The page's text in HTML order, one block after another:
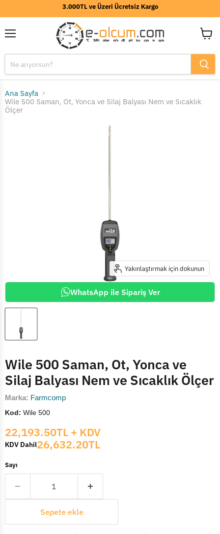
3.000TL ve Üzeri Ücretsiz Kargo
Ana Sayfa
Wile 500 Saman, Ot, Yonca ve Silaj Balyası Nem ve Sıcaklık
Ölçer
Yakınlaştırmak için dokunun
WhatsApp ile Sipariş Ver
Wile 500 Saman, Ot, Yonca ve
Silaj Balyası Nem ve Sıcaklık Ölçer
Marka: Farmcomp
Kod: Wile 500
Mevcut fiyat
22,193.50TL + KDV
KDV Dahil26,632.20TL
Sayı
Sepete ekle